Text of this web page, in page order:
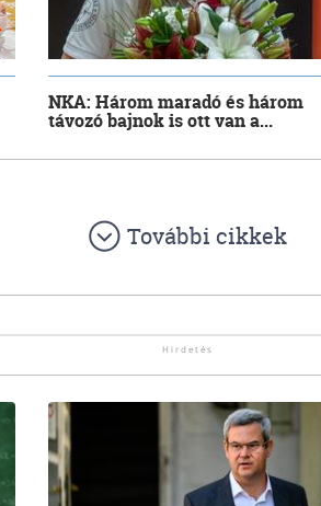
NKA: Három maradó és három
távozó bajnok is ott van a...
További cikkek